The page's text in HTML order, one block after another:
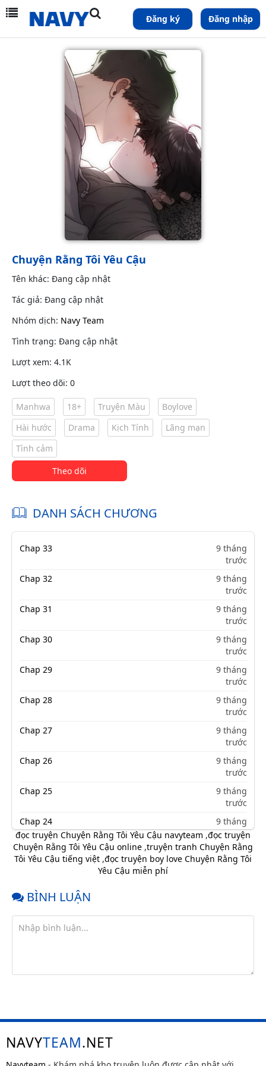
Đăng ký Đăng nhập
Chuyện Rằng Tôi Yêu Cậu
Tên khác: Đang cập nhật
Tác giả: Đang cập nhật
Nhóm dịch: Navy Team
Tình trạng: Đang cập nhật
Lượt xem: 4.1K
Lượt theo dõi: 0
Manhwa 18+ Truyện Màu
Boylove
Hài hước
Drama Kịch Tính
Lãng mạn
Tình cảm
Theo dõi
DANH SÁCH CHƯƠNG
Chap 33
9 tháng
trước
Chap 32
9 tháng
trước
Chap 31
9 tháng
trước
Chap 30
9 tháng
trước
Chap 29
9 tháng
trước
Chap 28
9 tháng
trước
Chap 27
9 tháng
trước
Chap 26
9 tháng
trước
Chap 25
9 tháng
trước
Chap 24
9 tháng
trước
Chap 23
9 tháng
trước
Chap 19
9 tháng
Chap 16
9 tháng
đọc truyện Chuyện Rằng Tôi Yêu Cậu navyteam ,đọc truyện
Chuyện Rằng Tôi Yêu Cậu online ,truyện tranh Chuyện Rằng
Tôi Yêu Cậu tiếng việt ,đọc truyện boy love Chuyện Rằng Tôi
Yêu Cậu miễn phí
BÌNH LUẬN
NAVYTEAM.NET